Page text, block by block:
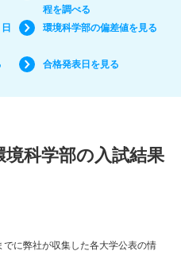
程を調べる
環境科学部の偏差値を見る
合格発表日を見る
境科学部の入試結果
でに弊社が収集した各大学公表の情